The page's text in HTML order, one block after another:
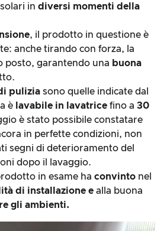
in diversi momenti della
, il prodotto in questione è
anche tirando con forza, la
posto, garantendo una buona
pulizia sono quelle indicate dal
è lavabile in lavatrice fino a 30
è stato possibile constatare
in perfette condizioni, non
segni di deterioramento del
dopo il lavaggio.
in esame ha convinto nel
di installazione e alla buona
gli ambienti.